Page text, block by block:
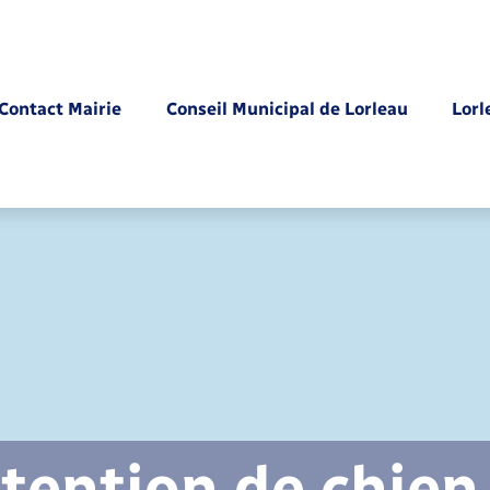
Mairie Conseil Municipal de Lorleau